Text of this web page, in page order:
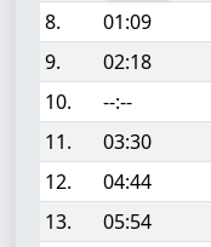
8.
01:09
9.
02:18
10.
--:--
11.
03:30
12.
04:44
13.
05:54